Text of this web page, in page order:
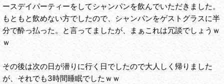
ースデイパーティーをしてシャンパンを飲んでいただきました。
もともと飲めない方でしたので、シャンパンをゲストグラスに半
分で酔っ払った。と言ってましたが、まぁこれは冗談でしょうｗ
ｗ
その後は次の日が潜りに行く日でしたので大人しく帰りました
が、それでも3時間睡眠でしたｗｗ